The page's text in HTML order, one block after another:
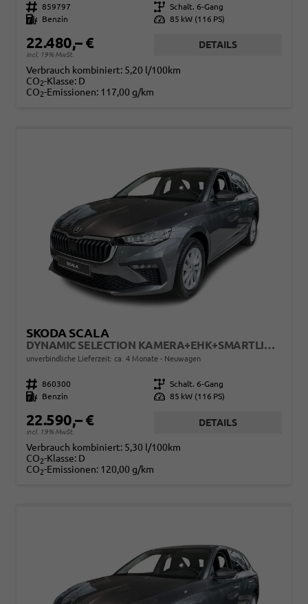
Fahrzeugnr. 859797 Getriebe Schalt. 6-Gang
Kraftstoff
Benzin Leistung 85 kW (116 PS)
22.480,– €
incl. 19% MwSt.
DETAILS
Verbrauch kombiniert: 5,20 l/100km
CO2-Klasse: D
CO2-Emissionen: 117,00 g/km
SKODA SCALA
DYNAMIC SELECTION KAMERA+EHK+SMARTLINK+17" ALU+LED
unverbindliche Lieferzeit: ca. 4 Monate Neuwagen
Fahrzeugnr. 860300 Getriebe Schalt. 6-Gang
Kraftstoff
Benzin Leistung 85 kW (116 PS)
22.590,– €
incl. 19% MwSt.
DETAILS
Verbrauch kombiniert: 5,30 l/100km
CO2-Klasse: D
CO2-Emissionen: 120,00 g/km